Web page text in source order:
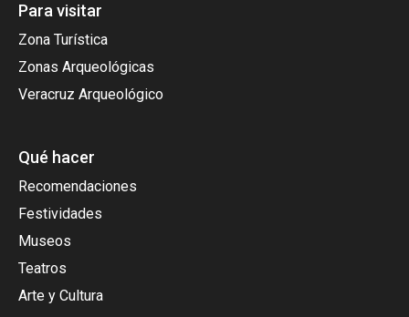
Para visitar
Zona Turística
Zonas Arqueológicas
Veracruz Arqueológico
Qué hacer
Recomendaciones
Festividades
Museos
Teatros
Arte y Cultura